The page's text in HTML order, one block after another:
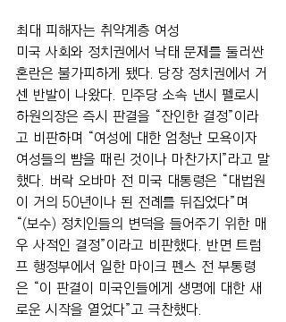
최대 피해자는 취약계층 여성
미국 사회와 정치권에서 낙태 문제를 둘러싼
혼란은 불가피하게 됐다. 당장 정치권에서 거
센 반발이 나왔다. 민주당 소속 낸시 펠로시
하원의장은 즉시 판결을 “잔인한 결정”이라
고 비판하며 “여성에 대한 엄청난 모욕이자
여성들의 뺨을 때린 것이나 마찬가지”라고 말
했다. 버락 오바마 전 미국 대통령은 “대법원
이 거의 50년이나 된 전례를 뒤집었다”며
“(보수) 정치인들의 변덕을 들어주기 위한 매
우 사적인 결정”이라고 비판했다. 반면 트럼
프 행정부에서 일한 마이크 펜스 전 부통령
은 “이 판결이 미국인들에게 생명에 대한 새
로운 시작을 열었다”고 극찬했다.